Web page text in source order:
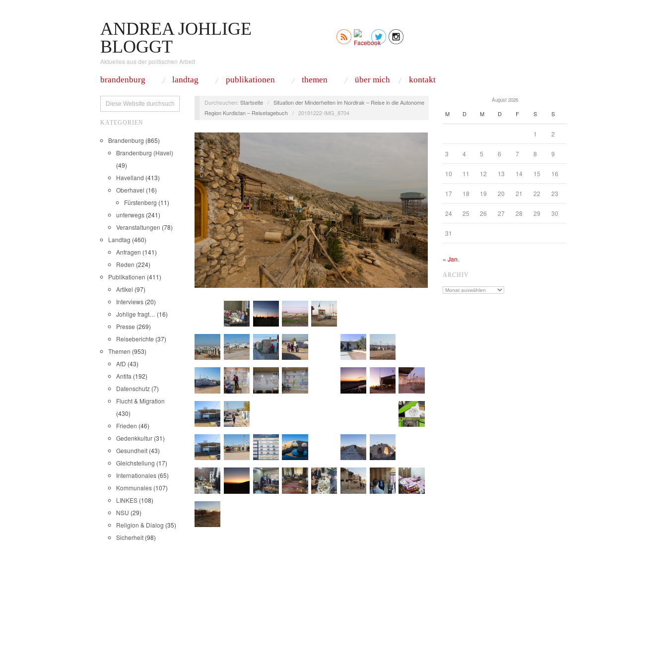
ANDREA JOHLIGE
BLOGGT
Aktuelles aus der politischen Arbeit
brandenburg landtag publikationen themen über mich kontakt
KATEGORIEN
Brandenburg (865)
Brandenburg (Havel)
(49)
Havelland (413)
Oberhavel (16)
Fürstenberg (11)
unterwegs (241)
Veranstaltungen (78)
Landtag (460)
Anfragen (141)
Reden (224)
Publikationen (411)
Artikel (97)
Interviews (20)
Johlige fragt… (16)
Presse (269)
Reiseberichte (37)
Themen (953)
AfD (43)
Antifa (192)
Datenschutz (7)
Flucht & Migration
(430)
Frieden (46)
Gedenkkultur (31)
Gesundheit (43)
Gleichstellung (17)
Internationales (65)
Kommunales (107)
LINKES (108)
NSU (29)
Religion & Dialog (35)
Sicherheit (98)
Durchsuchen: Startseite / Situation der Minderheiten im Nordirak – Reise in die Autonome
Region Kurdistan – Reisetagebuch / 20191222-IMG_8704
August 2026
M D M D F S S
1 2
3 4 5 6 7 8 9
10 11 12 13 14 15 16
17 18 19 20 21 22 23
24 25 26 27 28 29 30
31
« Jan.
ARCHIV
Archiv